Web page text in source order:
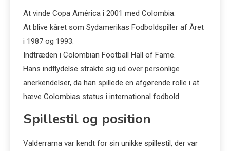
At vinde Copa América i 2001 med Colombia.
At blive kåret som Sydamerikas Fodboldspiller af Året
i 1987 og 1993.
Indtræden i Colombian Football Hall of Fame.
Hans indflydelse strakte sig ud over personlige
anerkendelser, da han spillede en afgørende rolle i at
hæve Colombias status i international fodbold.
Spillestil og position
Valderrama var kendt for sin unikke spillestil, der var